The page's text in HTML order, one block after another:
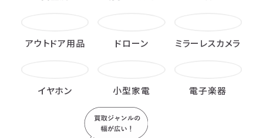
アウトドア用品 ドローン ミラーレスカメラ
イヤホン 小型家電 電子楽器